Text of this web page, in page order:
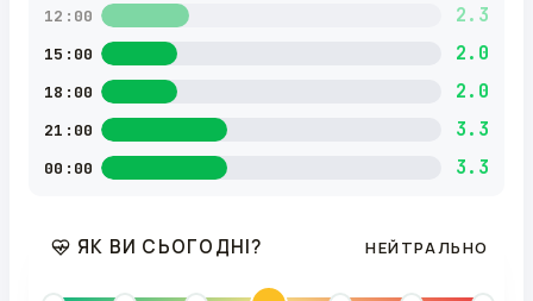
12:00 2.3
15:00 2.0
18:00 2.0
21:00 3.3
00:00 3.3
ЯК ВИ СЬОГОДНІ? НЕЙТРАЛЬНО